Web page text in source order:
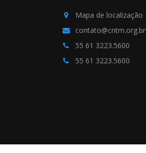
Mapa de localização
contato@cntm.org.br
55 61 3223.5600
55 61 3223.5600